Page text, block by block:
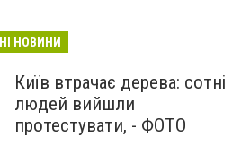
НОВИНИ
Київ втрачає дерева: сотні
людей вийшли
протестувати, - ФОТО